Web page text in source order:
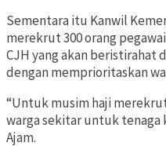
Sementara itu Kanwil
merekrut 300 orang
CJH yang akan beristirahat
dengan memprioritaskan
“Untuk musim haji
warga sekitar untuk tenaga
Ajam.